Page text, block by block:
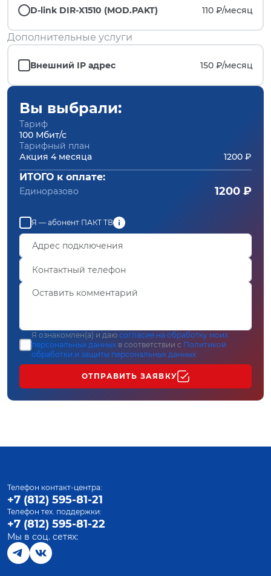
D-link DIR-X1510 (MOD.PAKT) 110 ₽/месяц
Дополнительные услуги
Внешний IP адрес 150 ₽/месяц
Вы выбрали:
Тариф
100 Мбит/с
Тарифный план
Акция 4 месяца
1200 ₽
ИТОГО к оплате:
Единоразово 1200 ₽
Я — абонент ПАКТ ТВ
Я ознакомлен(а) и даю согласие на обработку моих
персональных данных в соответствии с Политикой
обработки и защиты персональных данных
ОТПРАВИТЬ ЗАЯВКУ
Телефон контакт-центра:
+7 (812) 595-81-21
Телефон тех. поддержки:
+7 (812) 595-81-22
Мы в соц. сетях: